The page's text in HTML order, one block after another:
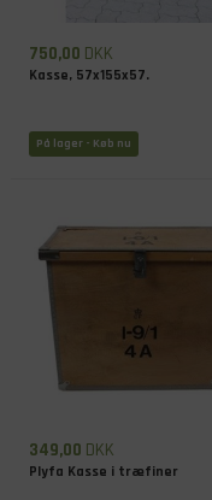
750,00 DKK
Kasse, 57x155x57.
På lager - Køb nu
349,00 DKK
Plyfa Kasse i træfiner